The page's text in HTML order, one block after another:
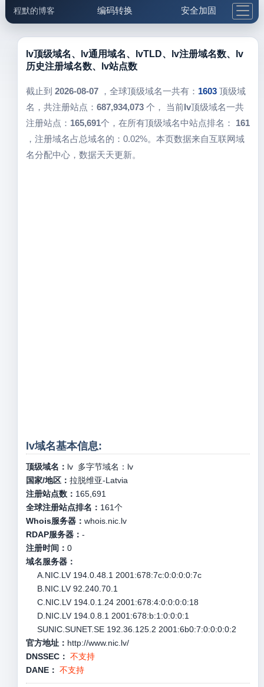
程默的博客 编码转换 安全加固
邮件工具 生活便民 更多工具
5.1支付宝大红包
lv顶级域名、lv通用域名、lvTLD、lv注册域名数、lv
历史注册域名数、lv站点数
截止到 2026-08-07，全球顶级域名一共有： 1603 顶级域
名，共注册站点： 687,934,073 个， 当前lv顶级域名一共
注册站点： 165,691个，在所有顶级域名中站点排名： 161
，注册域名占总域名的：0.02%。本页数据来自互联网域
名分配中心，数据天天更新。
lv域名基本信息:
顶级域名： lv多字节域名： lv
国家/地区： 拉脱维亚-Latvia
注册站点数： 165,691
全球注册站点排名： 161个
Whois服务器： whois.nic.lv
RDAP服务器： -
注册时间： 0
域名服务器：
A.NIC.LV 194.0.48.1 2001:678:7c:0:0:0:0:7c
B.NIC.LV 92.240.70.1
C.NIC.LV 194.0.1.24 2001:678:4:0:0:0:0:18
D.NIC.LV 194.0.8.1 2001:678:b:1:0:0:0:1
SUNIC.SUNET.SE 192.36.125.2 2001:6b0:7:0:0:0:0:2
官方地址： http://www.nic.lv/
DNSSEC： 不支持
DANE： 不支持